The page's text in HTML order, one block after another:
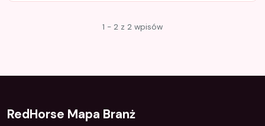
1 - 2 z 2 wpisów
RedHorse Mapa Branż